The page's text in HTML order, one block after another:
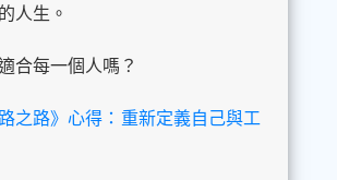
人生。
合每一個人嗎？
路之路》心得：重新定義自己與工